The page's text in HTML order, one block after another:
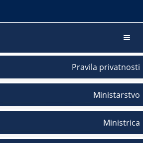
Pravila privatnosti
Ministarstvo
Ministrica